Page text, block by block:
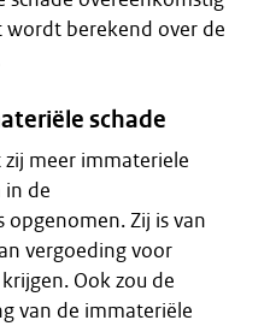
berekend over de
schade
meer immateriele
in de
Zij is van
vergoeding voor
Ook zou de
van de immateriële